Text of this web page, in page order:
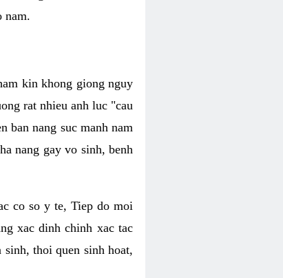
nam.
kin khong giong nguy
rat nhieu anh luc "cau
ban nang suc manh nam
nang gay vo sinh, benh
co so y te, Tiep do moi
xac dinh chinh xac tac
thoi quen sinh hoat,